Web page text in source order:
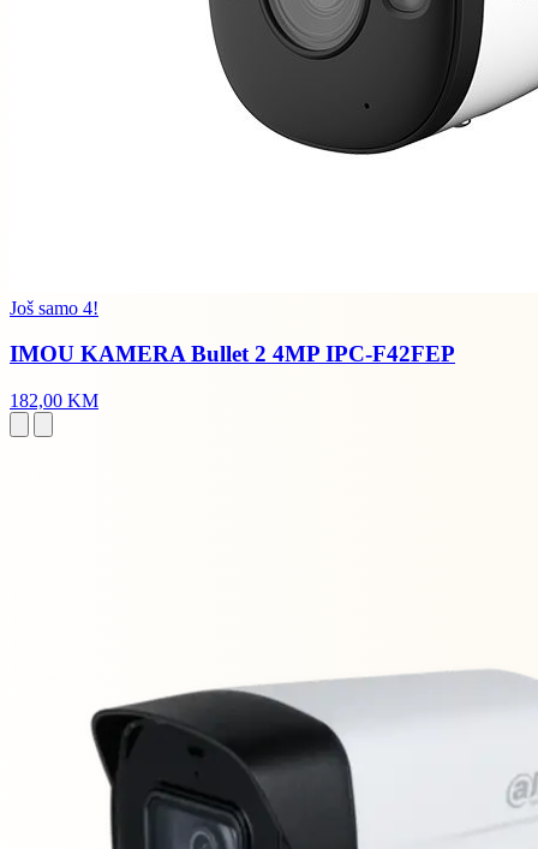
Još samo 4!
IMOU KAMERA Bullet 2 4MP IPC-F42FEP
182,00 KM